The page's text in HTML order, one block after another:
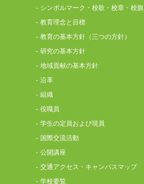
シンボルマーク・校歌・校章・校旗
教育理念と目標
教育の基本方針（三つの方針）
研究の基本方針
地域貢献の基本方針
沿革
組織
役職員
学生の定員および現員
国際交流活動
公開講座
交通アクセス・キャンパスマップ
学校要覧